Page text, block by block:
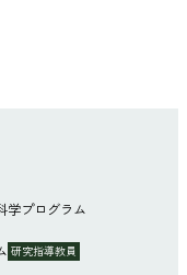
学プログラム
研究指導教員